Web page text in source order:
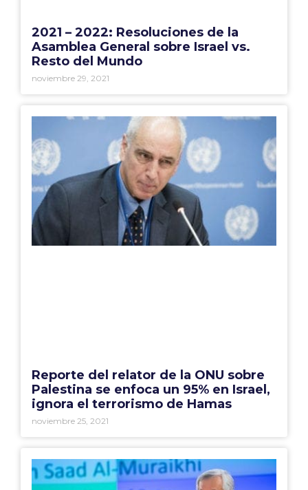
2021 – 2022: Resoluciones de la
Asamblea General sobre Israel vs.
Resto del Mundo
noviembre 29, 2021
Reporte del relator de la ONU sobre
Palestina se enfoca un 95% en Israel,
ignora el terrorismo de Hamas
noviembre 25, 2021